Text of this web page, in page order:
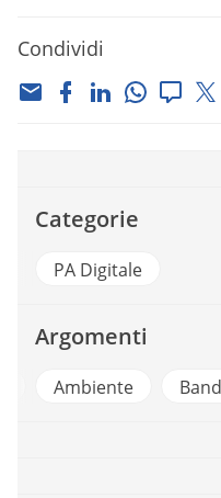
Condividi
Categorie
PA Digitale
Argomenti
Banda Larga